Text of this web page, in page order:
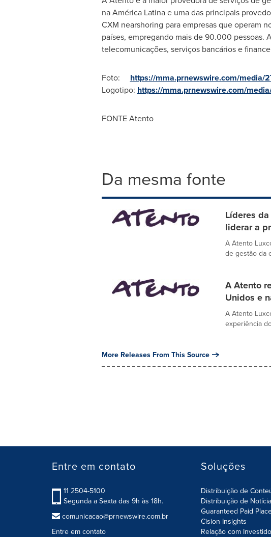
na América Latina e uma das principais
CXM nearshoring para empresas que operam
países, empregando mais de 90.000 pessoas.
telecomunicações, serviços bancários e
Foto: https://mma.prnewswire.com/media/
Logotipo: https://mma.prnewswire.com/
FONTE Atento
Da mesma fonte
Líderes
liderar a
A Atento
de gestão da
A Atento
Unidos e
A Atento
experiência
More Releases From This Source
Entre em contato
11 2504-5100
Segunda a Sexta das 9h às 18h.
comunicacao@prnewswire.com.br
Entre em contato
Soluções
Distribuição de
Distribuição de
Guaranteed Paid
Cision Insights
Relação com